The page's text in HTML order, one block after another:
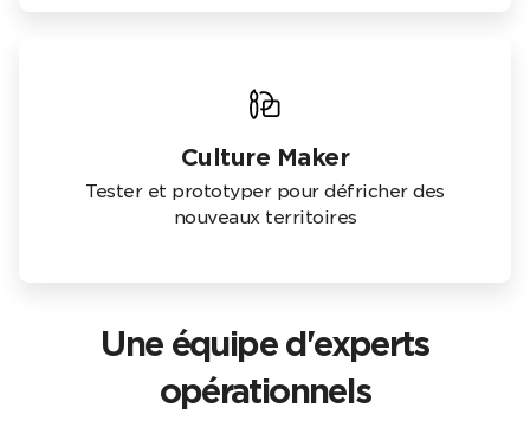
Culture Maker
Tester et prototyper pour défricher des
nouveaux territoires
Une équipe d'experts
opérationnels